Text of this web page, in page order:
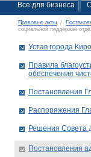
Все для бизнеса
Правовые акты /
социальной поддержки
Устав города
Правила
обеспечения
Постановления
Распоряжения
Решения Совета
Постановления